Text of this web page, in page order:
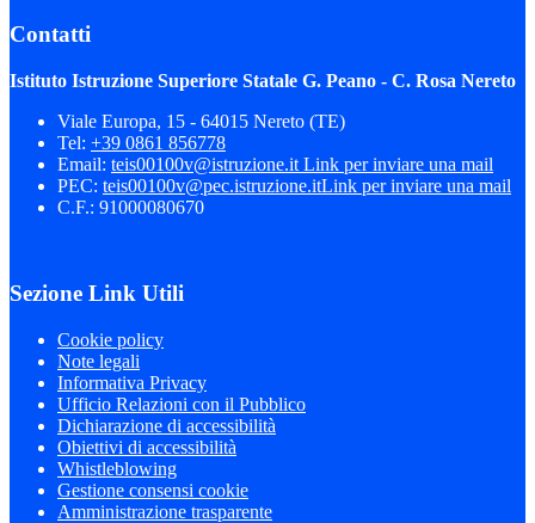
Contatti
Istituto Istruzione Superiore Statale G. Peano - C. Rosa Nereto
Viale Europa, 15 - 64015 Nereto (TE)
Tel: +39 0861 856778
Email: teis00100v@istruzione.it Link per inviare una mail
PEC: teis00100v@pec.istruzione.itLink per inviare una mail
C.F.: 91000080670
Sezione Link Utili
Cookie policy
Note legali
Informativa Privacy
Ufficio Relazioni con il Pubblico
Dichiarazione di accessibilità
Obiettivi di accessibilità
Whistleblowing
Gestione consensi cookie
Amministrazione trasparente